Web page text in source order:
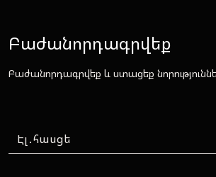
Բաժանորդագրվեք
Բաժանորդագրվեք և ստացեք